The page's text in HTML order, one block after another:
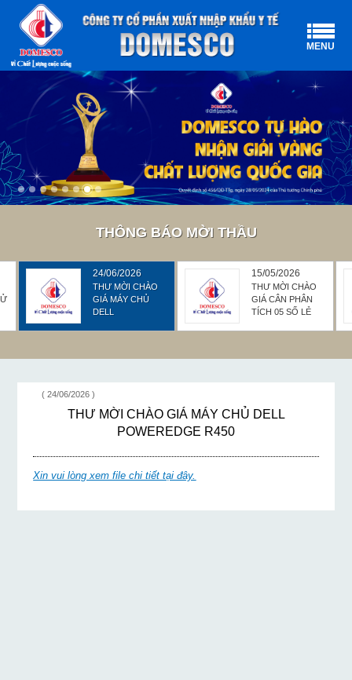
MENU
THÔNG BÁO MỜI THẦU
24/06/2026
THƯ MỜI CHÀO
GIÁ MÁY CHỦ
DELL
15/05/2026
THƯ MỜI CHÀO
GIÁ CÂN PHÂN
TÍCH 05 SỐ LẺ
( 24/06/2026 )
THƯ MỜI CHÀO GIÁ MÁY CHỦ DELL
POWEREDGE R450
Xin vui lòng xem file chi tiết tại đây.